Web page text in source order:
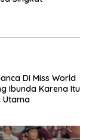
Di Miss World
Ibunda Karena Itu
Utama